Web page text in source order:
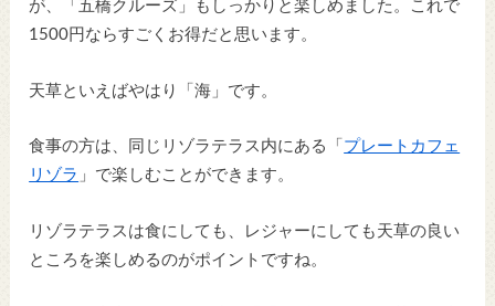
が、「五橋クルーズ」もしっかりと楽しめました。これで
1500円ならすごくお得だと思います。
天草といえばやはり「海」です。
食事の方は、同じリゾラテラス内にある「 プレートカフェ
リゾラ 」で楽しむことができます。
リゾラテラスは食にしても、レジャーにしても天草の良い
ところを楽しめるのがポイントですね。